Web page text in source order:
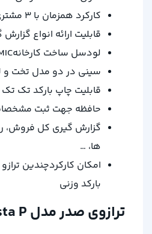
کارکرد همزمان با ۳ مشتری
قابلیت ارائه انواع
لودسل ساخت کارخانهZEMIC
سینی در دو مدل تخت و
قابلیت چاپ بارکد تک
حافظه جهت ثبت
گزارش گیری کل فروش،
ها، …
بارکد وزنی
ترازوی صدر مدل Vista P